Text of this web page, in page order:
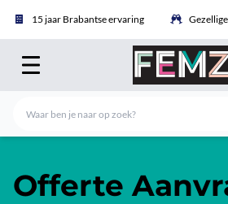
15 jaar Brabantse ervaring
Offerte